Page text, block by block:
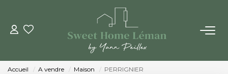
ACHETER
Accueil A vendre Maison PERRIGNIER